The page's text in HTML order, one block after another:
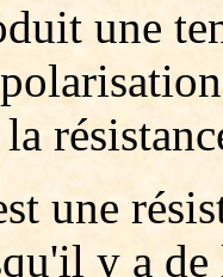
une
une
y a